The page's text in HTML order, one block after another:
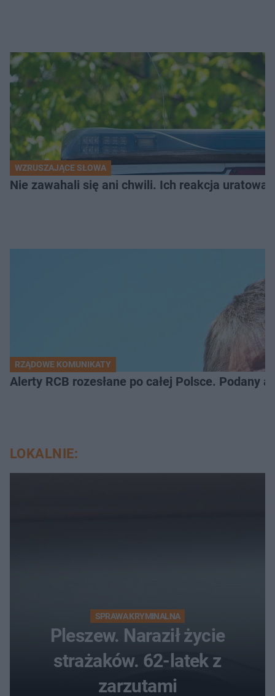
WZRUSZAJĄCE SŁOWA
Nie zawahali się ani chwili. Ich reakcja
RZĄDOWE KOMUNIKATY
Alerty RCB rozesłane po całej Polsce. Podany
LOKALNIE:
SPRAWA KRYMINALNA
Pleszew. Naraził życie
strażaków. 62-latek z
zarzutami